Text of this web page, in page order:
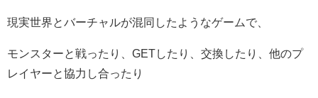
現実世界とバーチャルが混同したようなゲームで、
モンスターと戦ったり、GETしたり、交換したり、他のプ
レイヤーと協力し合ったり